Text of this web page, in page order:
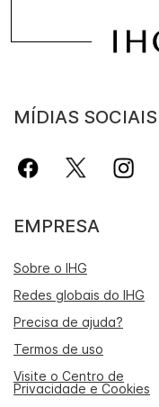
MÍDIAS SOCIAIS
EMPRESA
Sobre o IHG
Redes globais do IHG
Precisa de ajuda?
Termos de uso
Visite o Centro de
Privacidade e Cookies